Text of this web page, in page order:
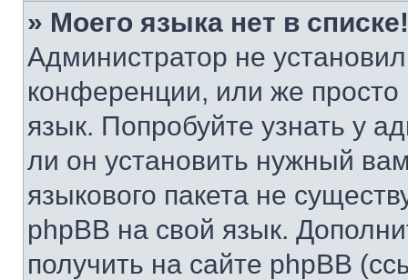
» Моего языка нет в списке!
Администратор не
конференции, или же
язык. Попробуйте узнать у
ли он установить нужный
языкового пакета не
phpBB на свой язык.
получить на сайте phpBB